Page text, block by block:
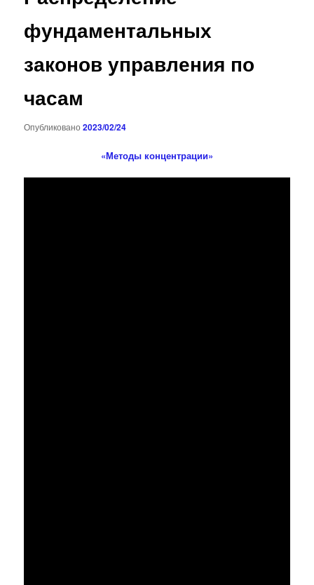
фундаментальных
законов управления по
часам
Опубликовано2023/02/24
«Методы концентрации»